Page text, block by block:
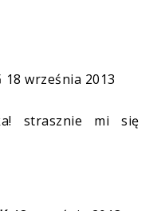
18 września 2013
strasznie mi się